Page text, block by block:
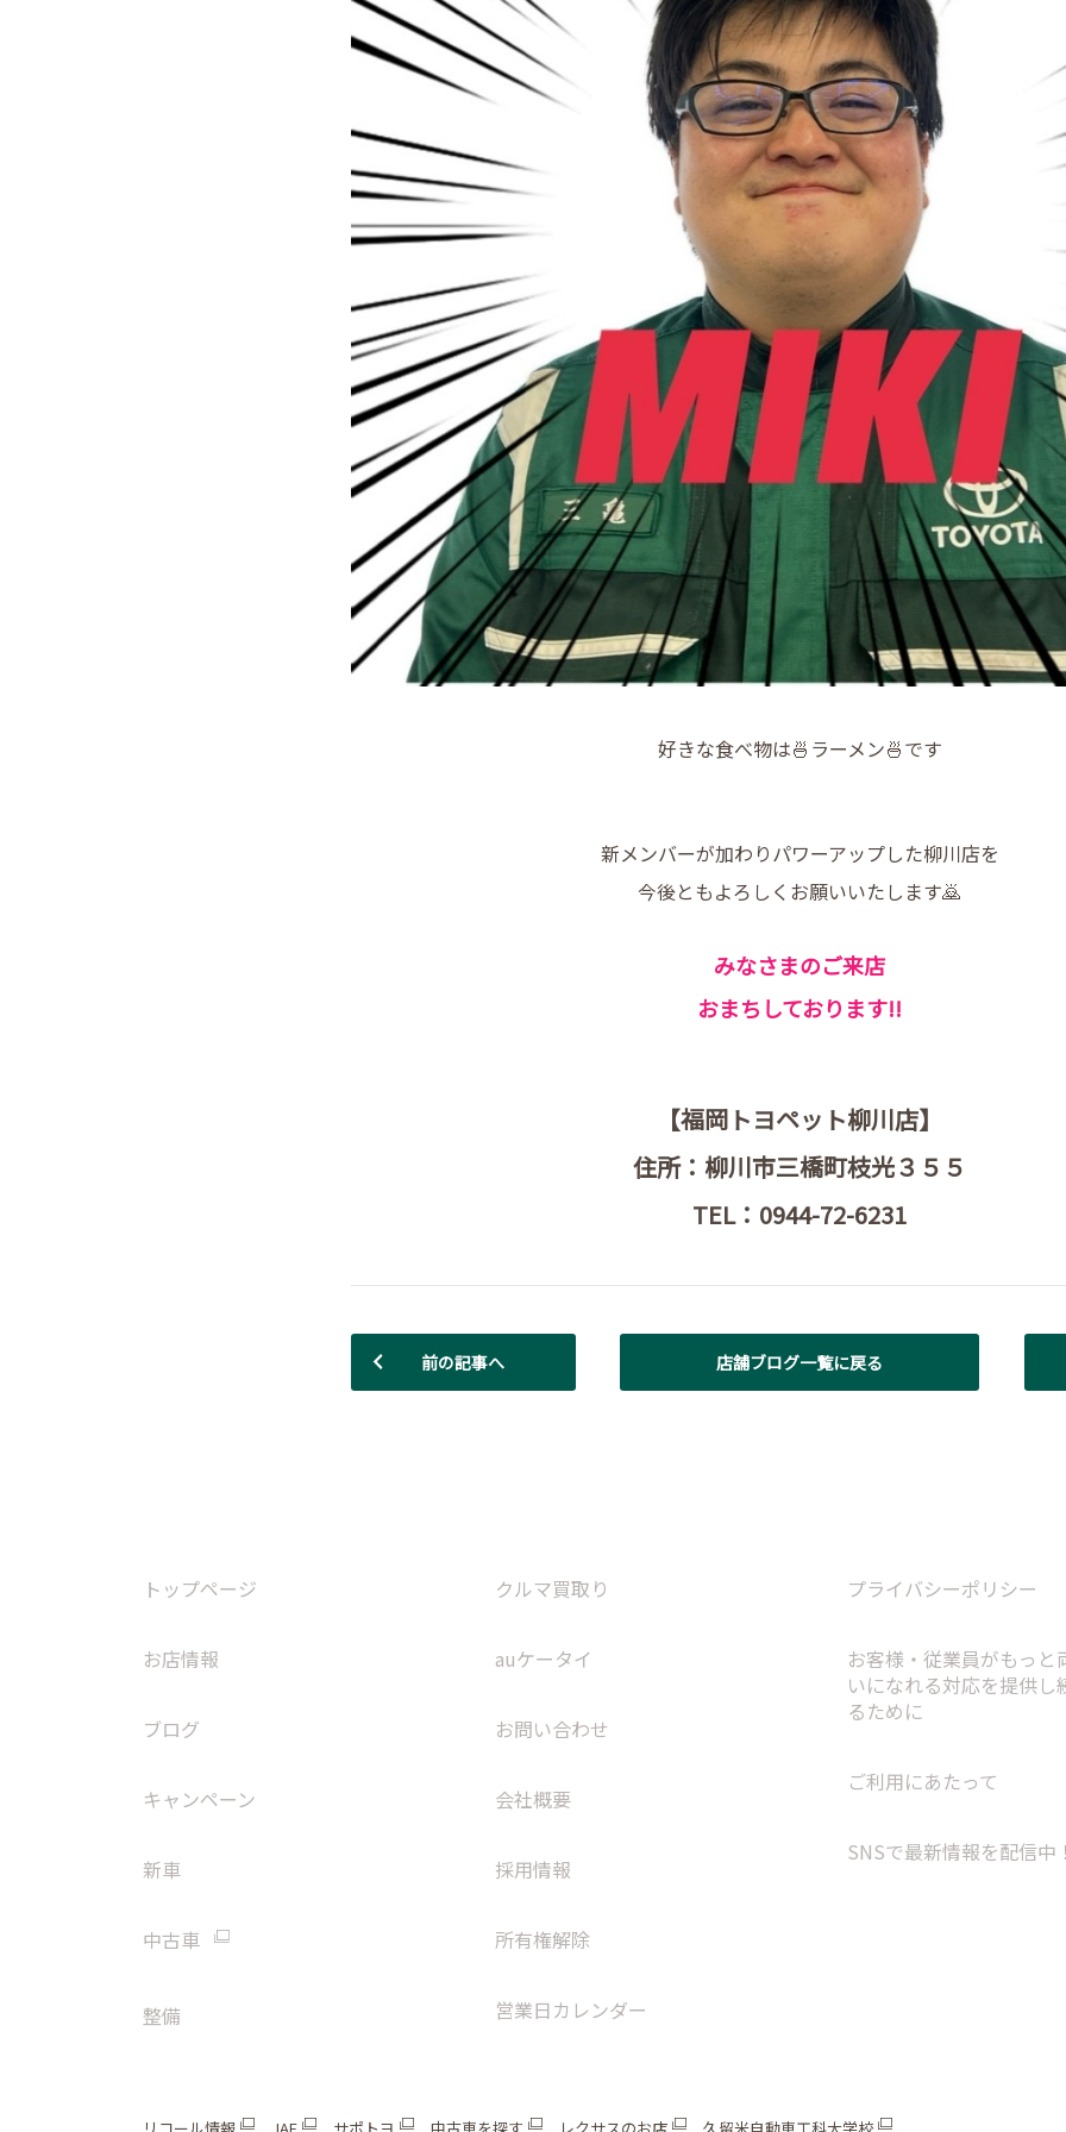
好きな食べ物は🍜ラーメン🍜です
新メンバーが加わりパワーアップした柳川店を
今後ともよろしくお願いいたします🙇
みなさまのご来店
おまちしております!!
【福岡トヨペット柳川店】
住所：柳川市三橋町枝光３５５
TEL：0944-72-6231
前の記事へ 店舗ブログ一覧に戻る
トップページ
お店情報
ブログ
キャンペーン
新車
中古車
整備
クルマ買取り
auケータイ
お問い合わせ
会社概要
採用情報
所有権解除
営業日カレンダー
プライバシーポリシー
お客様・従業員がもっと
いになれる対応を提供し
るために
ご利用にあたって
SNSで最新情報を配信中！